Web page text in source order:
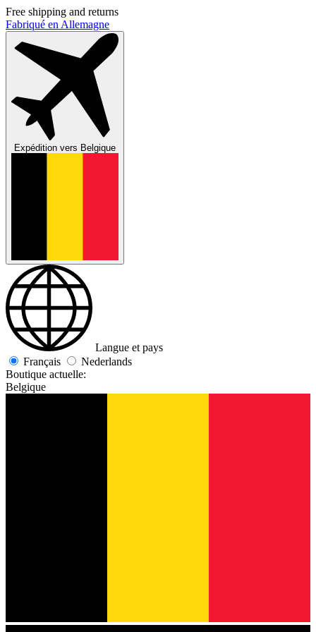
Free shipping and returns
Fabriqué en Allemagne
Expédition vers Belgique
Langue et pays
Français
Nederlands
Boutique actuelle:
Belgique